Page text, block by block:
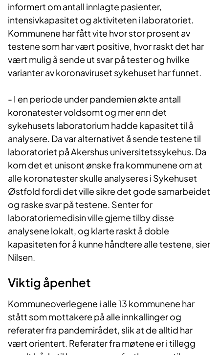
informert om antall innlagte pasienter,
intensivkapasitet og aktiviteten i laboratoriet.
Kommunene har fått vite hvor stor prosent av
testene som har vært positive, hvor raskt det har
vært mulig å sende ut svar på tester og hvilke
varianter av koronaviruset sykehuset har funnet.
- I en periode under pandemien økte antall
koronatester voldsomt og mer enn det
sykehusets laboratorium hadde kapasitet til å
analysere. Da var alternativet å sende testene til
laboratoriet på Akershus universitetssykehus. Da
kom det et unisont ønske fra kommunene om at
alle koronatester skulle analyseres i Sykehuset
Østfold fordi det ville sikre det gode samarbeidet
og raske svar på testene. Senter for
laboratoriemedisin ville gjerne tilby disse
analysene lokalt, og klarte raskt å doble
kapasiteten for å kunne håndtere alle testene, sier
Nilsen.
Viktig åpenhet
Kommuneoverlegene i alle 13 kommunene har
stått som mottakere på alle innkallinger og
referater fra pandemirådet, slik at de alltid har
vært orientert. Referater fra møtene er i tillegg